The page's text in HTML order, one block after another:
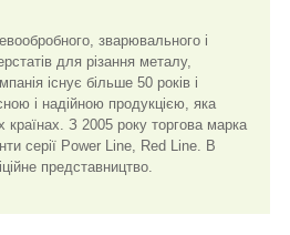
зварювального і
для різання металу,
існує більше 50 років і
і надійною продукцією, яка
країнах. З 2005 року торгова марка
серії Power Line, Red Line. В
представництво.